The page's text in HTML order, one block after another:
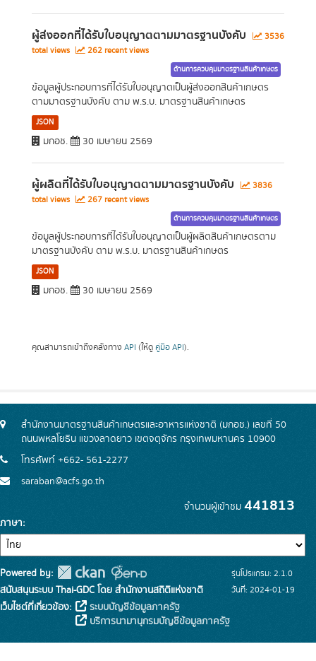
ผู้ส่งออกที่ได้รับใบอนุญาตตามมาตรฐานบังคับ
3536
total views
262 recent views
ด้านการควบคุมมาตรฐานสินค้าเกษตร
ข้อมูลผู้ประกอบการที่ได้รับใบอนุญาตเป็นผู้ส่งออกสินค้าเกษตร
ตามมาตรฐานบังคับ ตาม พ.ร.บ. มาตรฐานสินค้าเกษตร
JSON
มกอช. 30 เมษายน 2569
ผู้ผลิตที่ได้รับใบอนุญาตตามมาตรฐานบังคับ
3836
total views
267 recent views
ด้านการควบคุมมาตรฐานสินค้าเกษตร
ข้อมูลผู้ประกอบการที่ได้รับใบอนุญาตเป็นผู้ผลิตสินค้าเกษตรตาม
มาตรฐานบังคับ ตาม พ.ร.บ. มาตรฐานสินค้าเกษตร
JSON
มกอช. 30 เมษายน 2569
คุณสามารถเข้าถึงคลังทาง API (ให้ดู คู่มือ API).
สำนักงานมาตรฐานสินค้าเกษตรและอาหารแห่งชาติ (มกอช.) เลขที่ 50
ถนนพหลโยธิน แขวงลาดยาว เขตจตุจักร กรุงเทพมหานคร 10900
โทรศัพท์ +662- 561-2277
saraban@acfs.go.th
จำนวนผู้เข้าชม 441813
ภาษา
Powered by:
สนับสนุนระบบ Thai-GDC โดย สำนักงานสถิติแห่งชาติ
เว็บไซต์ที่เกี่ยวข้อง:
ระบบบัญชีข้อมูลภาครัฐ
บริการนามานุกรมบัญชีข้อมูลภาครัฐ
รุ่นโปรแกรม: 2.1.0
วันที่: 2024-01-19